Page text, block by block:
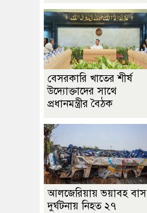
বেসরকারি খাতের শীর্ষ
উদ্যোক্তাদের সাথে
প্রধানমন্ত্রীর বৈঠক
আলজেরিয়ায় ভয়াবহ বাস
দুর্ঘটনায় নিহত ২৭